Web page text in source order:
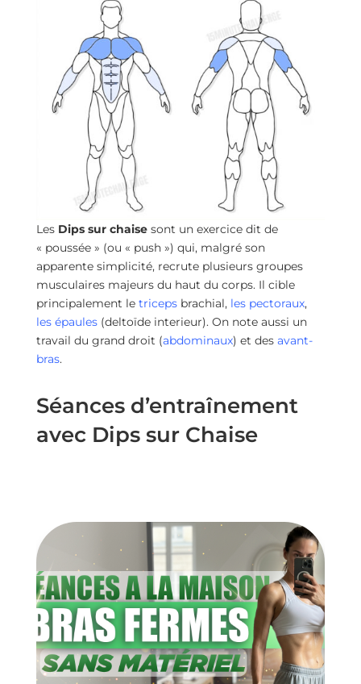
Les Dips sur chaisesont un exercice dit de
« poussée » (ou « push ») qui, malgré son
apparente simplicité, recrute plusieurs groupes
musculaires majeurs du haut du corps. Il cible
principalement le triceps brachial, les pectoraux,
les épaules(deltoïde interieur). On note aussi un
travail du grand droit (abdominaux) et des avant-
bras.
Séances d’entraînement
avec Dips sur Chaise